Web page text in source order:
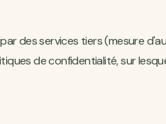
des services tiers (mesure
de confidentialité, sur